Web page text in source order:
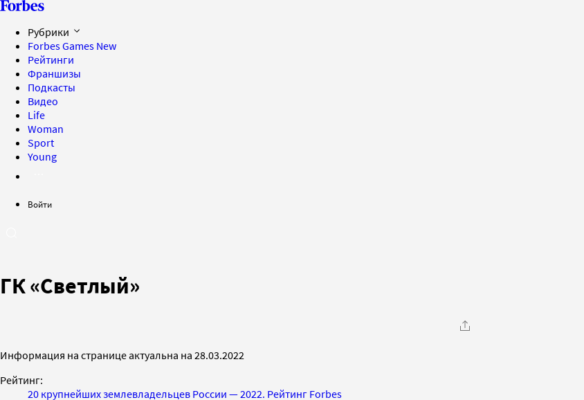
Рубрики
Forbes Games New
Рейтинги
Франшизы
Подкасты
Видео
Life
Woman
Sport
Young
Войти
ГК «Светлый»
Информация на странице актуальна на 28.03.2022
Рейтинг:
20 крупнейших землевладельцев России — 2022. Рейтинг Forbes